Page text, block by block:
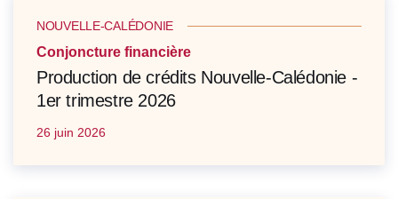
NOUVELLE-CALÉDONIE
Conjoncture financière
Production de crédits Nouvelle-Calédonie -
1er trimestre 2026
26 juin 2026